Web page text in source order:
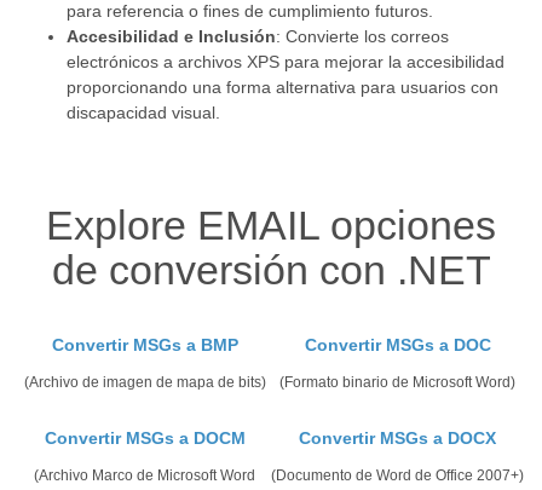
para referencia o fines de cumplimiento futuros.
Accesibilidad e Inclusión: Convierte los correos
electrónicos a archivos XPS para mejorar la accesibilidad
proporcionando una forma alternativa para usuarios con
discapacidad visual.
Explore EMAIL opciones
de conversión con .NET
Convertir MSGs a BMP
(Archivo de imagen de mapa de bits)
Convertir MSGs a DOC
(Formato binario de Microsoft Word)
Convertir MSGs a DOCM
(Archivo Marco de Microsoft Word
Convertir MSGs a DOCX
(Documento de Word de Office 2007+)